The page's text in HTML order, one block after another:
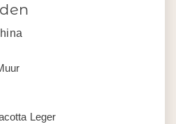
Leger